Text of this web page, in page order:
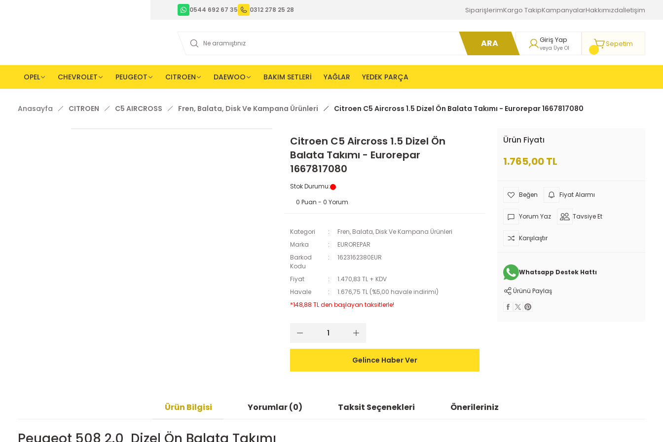
0544 692 67 35 0312 278 25 28 SiparişlerimKargo TakipKampanyalarHakkımızdaİletişim
ARA Giriş Yap
veya Üye Ol Sepetim
OPEL CHEVROLET PEUGEOT CITROEN DAEWOO BAKIM SETLERİ YAĞLAR YEDEK PARÇA
Anasayfa CITROEN C5 AIRCROSS Fren, Balata, Disk Ve Kampana Ürünleri Citroen C5 Aircross 1.5 Dizel Ön Balata Takımı - Eurorepar 1667817080
Citroen C5 Aircross 1.5 Dizel Ön
Balata Takımı - Eurorepar
1667817080
Stok Durumu:
0 Puan - 0 Yorum
Kategori
Fren, Balata, Disk Ve Kampana Ürünleri
Marka
EUROREPAR
Barkod
Kodu
1623162380EUR
Fiyat
1.470,83 TL + KDV
Havale
1.676,75 TL (%5,00 havale indirimi)
*148,88 TL den başlayan taksitlerle!
Gelince Haber Ver
Ürün Fiyatı
1.765,00 TL
Fiyat Alarmı
Yorum Yaz Tavsiye Et
Karşılaştır
Whatsapp Destek Hattı
Ürünü Paylaş
Ürün Bilgisi Yorumlar (0) Taksit Seçenekleri Önerileriniz